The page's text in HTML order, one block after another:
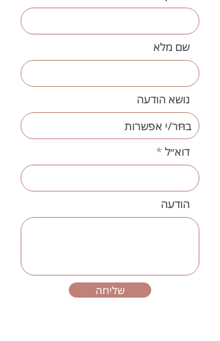
שם מלא
נושא הודעה
דוא״ל
הודעה
שליחה